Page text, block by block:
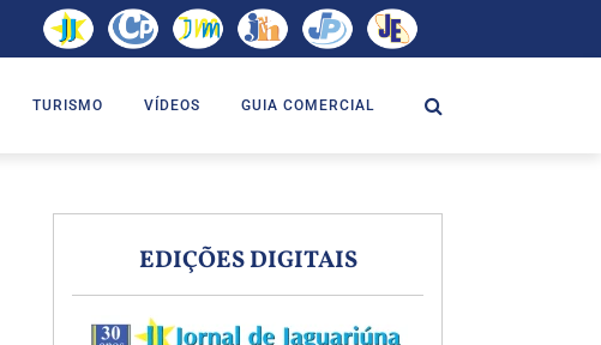
TURISMO VÍDEOS GUIA COMERCIAL
EDIÇÕES DIGITAIS